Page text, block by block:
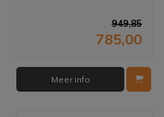
949,85
785,00
Meer info